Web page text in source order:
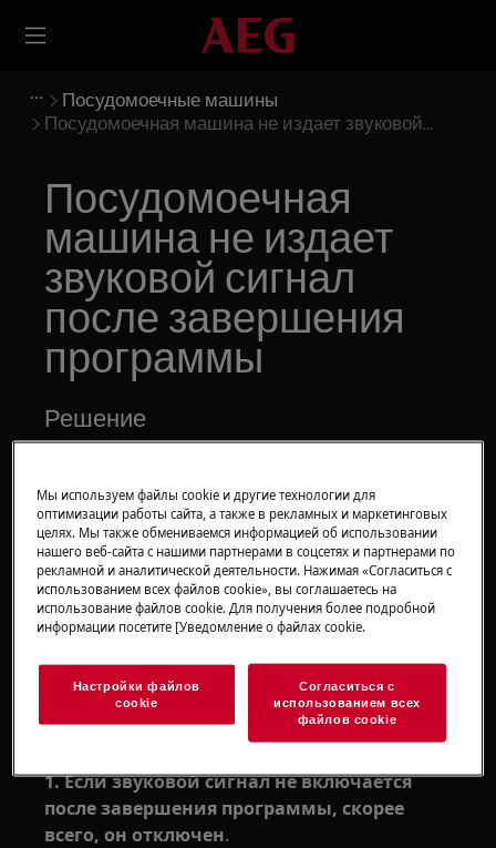
Посудомоечные машины
Посудомоечная машина не издает звуковой
Посудомоечная
машина не издает
звуковой сигнал
после завершения
программы
Решение
Посудомоечная машина не издает
звуковой сигнал после завершения
программы
Применительно к
машина
Встроенная посудомоечная машина
1. Если звуковой сигнал не включается
после завершения программы, скорее
всего, он отключен.
Мы используем файлы cookie и другие технологии для
оптимизации работы сайта, а также в рекламных и маркетинговых
целях. Мы также обмениваемся информацией об использовании
нашего веб-сайта с нашими партнерами в соцсетях и партнерами по
рекламной и аналитической деятельности. Нажимая «Согласиться с
использованием всех файлов cookie», вы соглашаетесь на
использование файлов cookie. Для получения более подробной
информации посетите [Уведомление о файлах cookie.
Настройки файлов
cookie
Согласиться с
использованием всех
файлов cookie